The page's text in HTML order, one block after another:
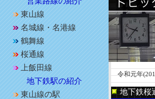
東山線
名城線・名港線
鶴舞線
桜通線
上飯田線
地下鉄駅の紹介
東山線の駅
令和元年
地下鉄桜